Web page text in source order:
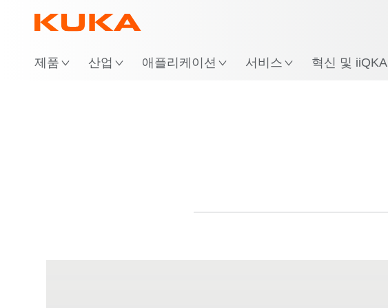
제품 산업 애플리케이션 서비스 혁신 및 iiQKA